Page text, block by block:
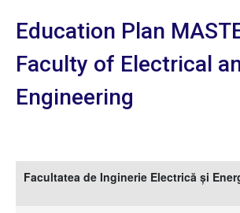
Education Plan
Faculty of Electrical
Engineering
Facultatea de Inginerie Electrică și